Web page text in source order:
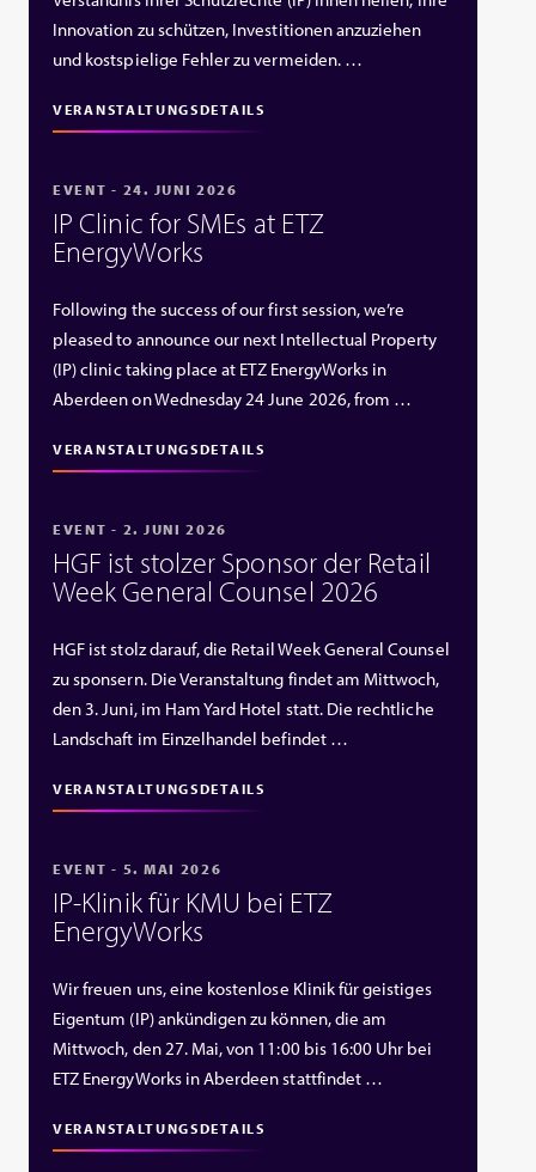
Innovation zu schützen, Investitionen anzuziehen
und kostspielige Fehler zu vermeiden. …
VERANSTALTUNGSDETAILS
EVENT - 24. JUNI 2026
IP Clinic for SMEs at ETZ
EnergyWorks
Following the success of our first session, we’re
pleased to announce our next Intellectual Property
(IP) clinic taking place at ETZ EnergyWorks in
Aberdeen on Wednesday 24 June 2026, from …
VERANSTALTUNGSDETAILS
EVENT - 2. JUNI 2026
HGF ist stolzer Sponsor der Retail
Week General Counsel 2026
HGF ist stolz darauf, die Retail Week General Counsel
zu sponsern. Die Veranstaltung findet am Mittwoch,
den 3. Juni, im Ham Yard Hotel statt. Die rechtliche
Landschaft im Einzelhandel befindet …
VERANSTALTUNGSDETAILS
EVENT - 5. MAI 2026
IP‑Klinik für KMU bei ETZ
EnergyWorks
Wir freuen uns, eine kostenlose Klinik für geistiges
Eigentum (IP) ankündigen zu können, die am
Mittwoch, den 27. Mai, von 11:00 bis 16:00 Uhr bei
ETZ EnergyWorks in Aberdeen stattfindet …
VERANSTALTUNGSDETAILS